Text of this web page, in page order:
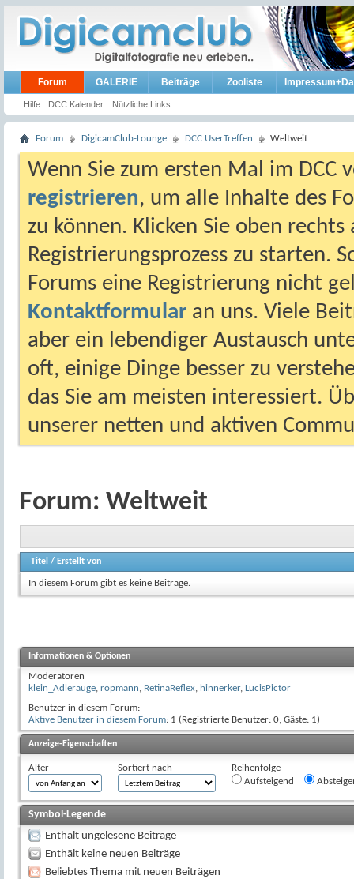
Forum
Hilfe DCC Kalender Nützliche Links
GALERIE Beiträge Zooliste
Forum DigicamClub-Lounge DCC UserTreffen Weltweit
Wenn Sie zum ersten Mal im DCC
registrieren, um alle Inhalte des
zu können. Klicken Sie oben
Registrierungsprozess zu starten.
Forums eine Registrierung nicht
Kontaktformular an uns. Viele
aber ein lebendiger Austausch
oft, einige Dinge besser zu
das Sie am meisten interessiert.
unserer netten und aktiven
Forum: Weltweit
Titel / Erstellt von
In diesem Forum gibt es keine Beiträge.
Informationen & Optionen
Moderatoren
klein_Adlerauge, ropmann, RetinaReflex, hinnerker, LucisPictor
Benutzer in diesem Forum:
Aktive Benutzer in diesem Forum: 1 (Registrierte Benutzer: 0, Gäste: 1)
Anzeige-Eigenschaften
Alter Sortiert nach
Reihenfolge
Aufsteigend
Symbol-Legende
Enthält ungelesene Beiträge
Enthält keine neuen Beiträge
Beliebtes Thema mit neuen Beiträgen